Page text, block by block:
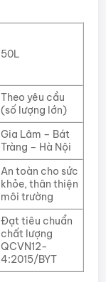
50L
Theo yêu cầu
(số lượng lớn)
Gia Lâm – Bát
Tràng – Hà Nội
An toàn cho sức
khỏe, thân thiện
môi trường
Đạt tiêu chuẩn
chất lượng
QCVN12-
4:2015/BYT